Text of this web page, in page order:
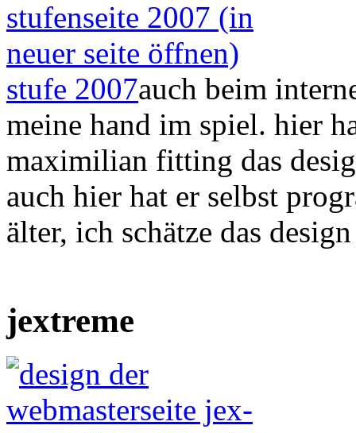
stufe 2007auch beim
meine hand im spiel. hier
maximilian fitting das
auch hier hat er selbst
älter, ich schätze das
jextreme